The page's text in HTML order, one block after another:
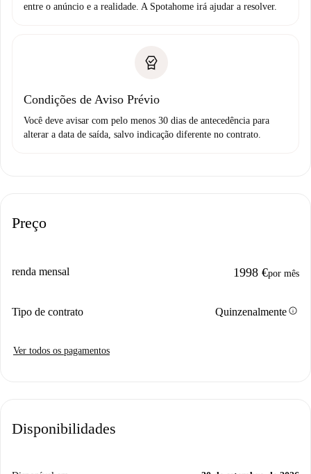
entre o anúncio e a realidade. A Spotahome irá ajudar a resolver.
Condições de Aviso Prévio
Você deve avisar com pelo menos 30 dias de antecedência para
alterar a data de saída, salvo indicação diferente no contrato.
Preço
renda mensal 1998 €por mês
Tipo de contrato Quinzenalmenteinfo
Ver todos os pagamentos
Disponibilidades